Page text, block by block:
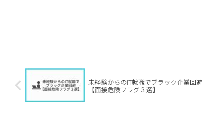
未経験からのIT就職でブラック企業回避
【面接危険フラグ３選】